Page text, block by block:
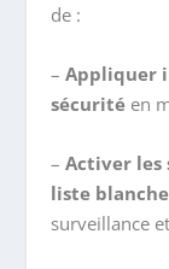
de :
–Appliquer
sécurité en
–Activer les
liste blanche
surveillance